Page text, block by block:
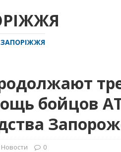
бойцов
Новости 0